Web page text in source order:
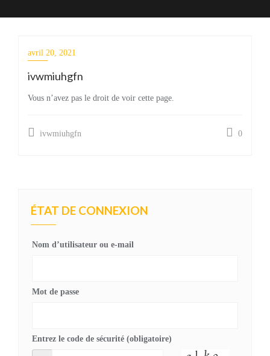
avril 20, 2021
ivwmiuhgfn
Vous n’avez pas le droit de voir cette page.
ivwmiuhgfn 0
ÉTAT DE CONNEXION
Nom d’utilisateur ou e-mail
Mot de passe
Entrez le code de sécurité (obligatoire)